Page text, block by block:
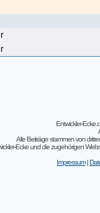
Entwickler-
Alle Beiträge stammen von
Ecke und die zugehörigen
Impressum|